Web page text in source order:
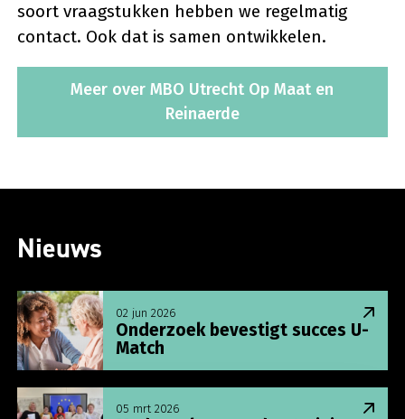
soort vraagstukken hebben we regelmatig
contact. Ook dat is samen ontwikkelen.
Meer over MBO Utrecht Op Maat en
Reinaerde
Nieuws
Onderzoek bevestigt succes U-
Match
02 jun 2026
Lees meer over Onderzoek bevestigt succes U-
05 mrt 2026
Lees meer over Medewerkers ronden training